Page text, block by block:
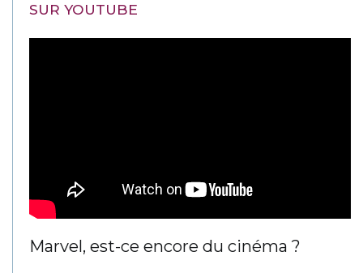
SUR YOUTUBE
Marvel, est-ce encore du cinéma ?